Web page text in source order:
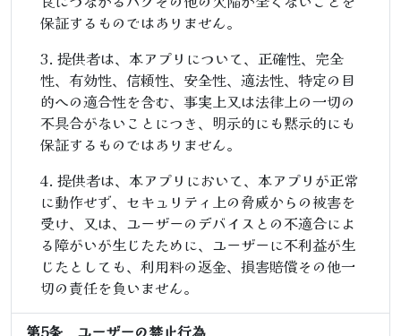
保証するものではありません。
提供者は、本アプリについて、正確性、完全
性、有効性、信頼性、安全性、適法性、特定の目
的への適合性を含む、事実上又は法律上の一切の
不具合がないことにつき、明示的にも黙示的にも
保証するものではありません。
提供者は、本アプリにおいて、本アプリが正常
に動作せず、セキュリティ上の脅威からの被害を
受け、又は、ユーザーのデバイスとの不適合によ
る障がいが生じたために、ユーザーに不利益が生
じたとしても、利用料の返金、損害賠償その他一
切の責任を負いません。
第5条 ユーザーの禁止行為